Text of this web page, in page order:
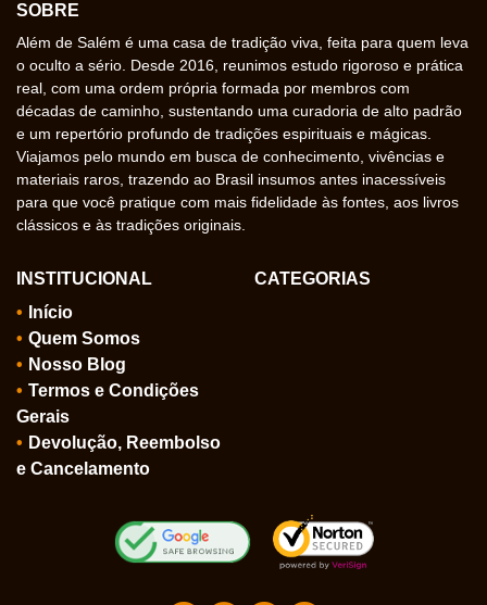
SOBRE
Além de Salém é uma casa de tradição viva, feita para quem leva
o oculto a sério. Desde 2016, reunimos estudo rigoroso e prática
real, com uma ordem própria formada por membros com
décadas de caminho, sustentando uma curadoria de alto padrão
e um repertório profundo de tradições espirituais e mágicas.
Viajamos pelo mundo em busca de conhecimento, vivências e
materiais raros, trazendo ao Brasil insumos antes inacessíveis
para que você pratique com mais fidelidade às fontes, aos livros
clássicos e às tradições originais.
INSTITUCIONAL
Início
Quem Somos
Nosso Blog
Termos e Condições
Gerais
Devolução, Reembolso
e Cancelamento
CATEGORIAS